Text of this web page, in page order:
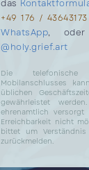
das
+49 176 / 43643173
WhatsApp,
@holy.grief.art
Die telefonische
Mobilanschlusses
üblichen
gewährleistet
ehrenamtlich
Erreichbarkeit nicht
bittet um
zurückmelden.